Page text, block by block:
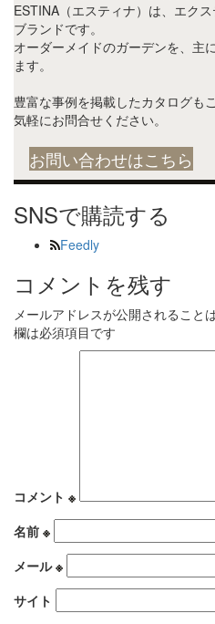
ESTINA（エスティナ）は、エク
ブランドです。
オーダーメイドのガーデンを、主
ます。
豊富な事例を掲載したカタログも
気軽にお問合せください。
お問い合わせはこちら
SNSで購読する
Feedly
コメントを残す
メールアドレスが公開されること
欄は必須項目です
コメント ※
名前 ※
メール※
サイト